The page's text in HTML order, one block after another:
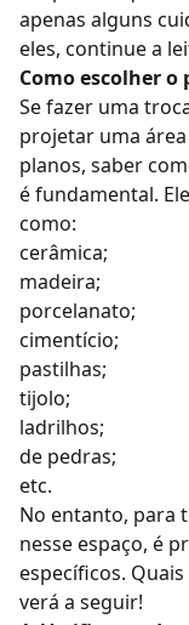
apenas alguns
eles, continue a
Como escolher o
Se fazer uma
projetar uma
planos, saber
é fundamental.
como:
cerâmica;
madeira;
porcelanato;
cimentício;
pastilhas;
tijolo;
ladrilhos;
de pedras;
etc.
No entanto, para
nesse espaço, é
específicos.
verá a seguir!